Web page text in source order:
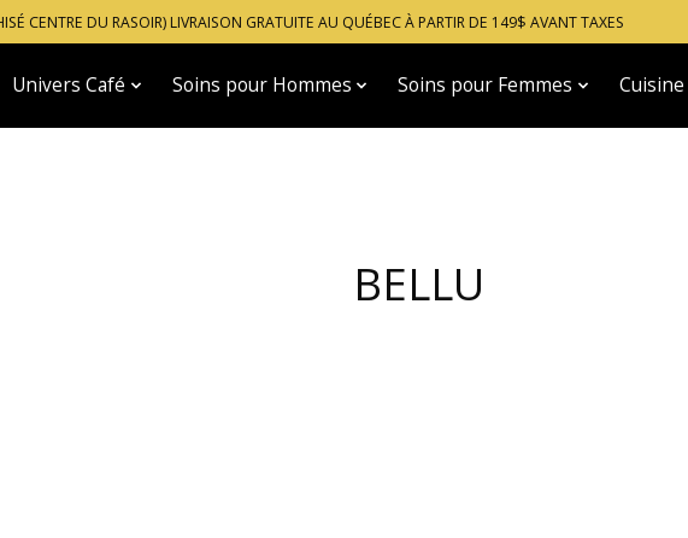
CENTRE DU RASOIR) LIVRAISON GRATUITE AU QUÉBEC À PARTIR DE 149$ AVANT TAXES
Univers Café Soins pour Hommes Soins pour Femmes Cuisine
BELLU